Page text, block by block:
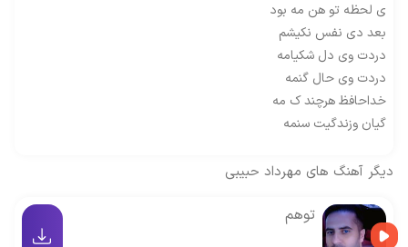
ی لحظه تو هن مه بود
بعد دی نفس نکیشم
دردت وی دل شکیامه
دردت وی حال گنمه
خداحافظ هرچند ک مه
گیان وزندگیت سنمه
دیگر آهنگ های مهرداد حبیبی
توهم